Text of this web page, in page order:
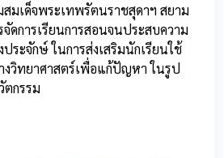
สมเด็จพระเทพรัตนราชสุดาฯ สยาม
ดการเรียนการสอนจนประสบความ
ประจักษ์ ในการส่งเสริมนักเรียนใช้
งวิทยาศาสตร์เพื่อแก้ปัญหา ในรูป
ตกรรม